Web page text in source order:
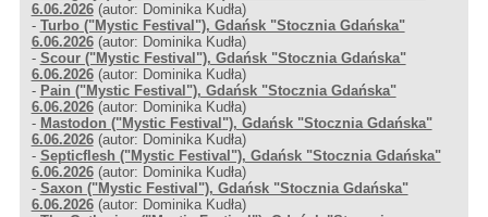
6.06.2026(autor: Dominika Kudła)
- Turbo ("Mystic Festival"), Gdańsk "Stocznia Gdańska"
6.06.2026(autor: Dominika Kudła)
- Scour ("Mystic Festival"), Gdańsk "Stocznia Gdańska"
6.06.2026(autor: Dominika Kudła)
- Pain ("Mystic Festival"), Gdańsk "Stocznia Gdańska"
6.06.2026(autor: Dominika Kudła)
- Mastodon ("Mystic Festival"), Gdańsk "Stocznia Gdańska"
6.06.2026(autor: Dominika Kudła)
- Septicflesh ("Mystic Festival"), Gdańsk "Stocznia Gdańska"
6.06.2026(autor: Dominika Kudła)
- Saxon ("Mystic Festival"), Gdańsk "Stocznia Gdańska"
6.06.2026(autor: Dominika Kudła)